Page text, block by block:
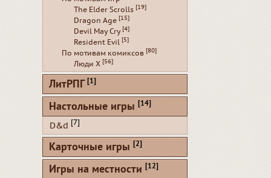
The Elder Scrolls [19]
Dragon Age [15]
Devil May Cry [4]
Resident Evil [5]
По мотивам комиксов [80]
Люди Х [56]
ЛитРПГ [1]
Настольные игры [14]
D&d [7]
Карточные игры [2]
Игры на местности [12]